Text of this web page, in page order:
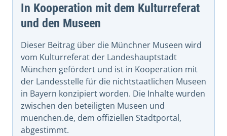
In Kooperation mit dem Kulturreferat
und den Museen
Dieser Beitrag über die Münchner Museen wird
vom Kulturreferat der Landeshauptstadt
München gefördert und ist in Kooperation mit
der Landesstelle für die nichtstaatlichen Museen
in Bayern konzipiert worden. Die Inhalte wurden
zwischen den beteiligten Museen und
muenchen.de, dem offiziellen Stadtportal,
abgestimmt.